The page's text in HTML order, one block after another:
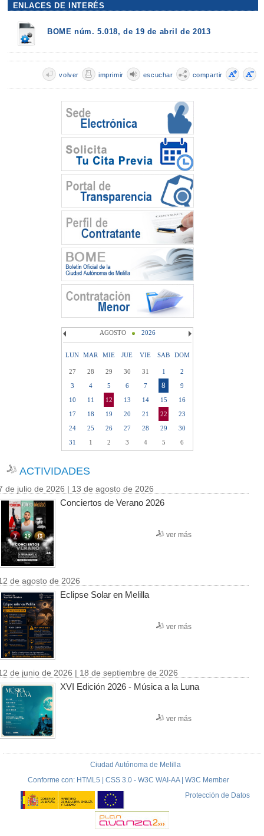
ENLACES DE INTERÉS
BOME núm. 5.018, de 19 de abril de 2013
compartir
escuchar
imprimir
volver
AGOSTO 2026
LUN MAR MIE JUE VIE SAB DOM
27 28 29 30 31 1
2
3
4 5 6 7 8
9
10
11 12 13 14 15
16
17
18 19 20 21 22
23
24
25 26 27 28 29
30
31
1 2 3 4 5 6
ACTIVIDADES
de julio de 2026 | 13 de agosto de 2026
Conciertos de Verano 2026
ver más
de agosto de 2026
Eclipse Solar en Melilla
ver más
de junio de 2026 | 18 de septiembre de 2026
XVI Edición 2026 - Música a la Luna
ver más
Ciudad Autónoma de Melilla
Conforme con: HTML5 | CSS 3.0 - W3C WAI-AA | W3C Member
Protección de Datos